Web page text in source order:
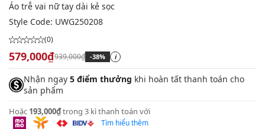
Áo trễ vai nữ tay dài kẻ sọc
Style Code: UWG250208
(0)
579,000₫939,000₫ -38% i
Nhận ngay 5 điểm thưởng khi hoàn tất thanh toán cho
sản phẩm
Hoặc 193,000₫trong 3 kì thanh toán với
Tìm hiểu thêm